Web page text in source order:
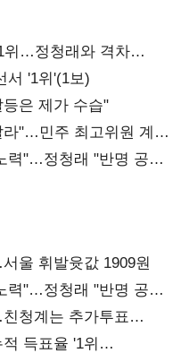
위…정청래와 격차
서 '1위'(1보)
은 제가 수습"
"…민주 최고위원 계파
력"…정청래 "반명 공세
울 휘발윳값 1909원
력"…정청래 "반명 공세
청계는 추가투표
득표율 '1위